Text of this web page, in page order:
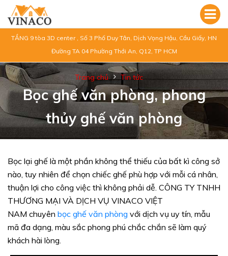
TẦNG 9 tòa 3D center , Số 3 Phố Duy Tân, Dịch Vọng Hậu, Cầu Giấy, HN
Đường TA 04 Phường Thới An, Q12, TP HCM
Trang chủ Tin tức
Bọc ghế văn phòng, phong
thủy ghế văn phòng
Bọc lại ghế là một phần không thể thiếu của bất kì công sở
nào, tuy nhiên để chọn chiếc ghế phù hợp với mỗi cá nhân,
thuận lợi cho công việc thì không phải dễ. CÔNG TY TNHH
THƯƠNG MẠI VÀ DỊCH VỤ VINACO VIỆT
NAM chuyên bọc ghế văn phòng với dịch vụ uy tín, mẫu
mã đa dạng, màu sắc phong phú chắc chắn sẽ làm quý
khách hài lòng.